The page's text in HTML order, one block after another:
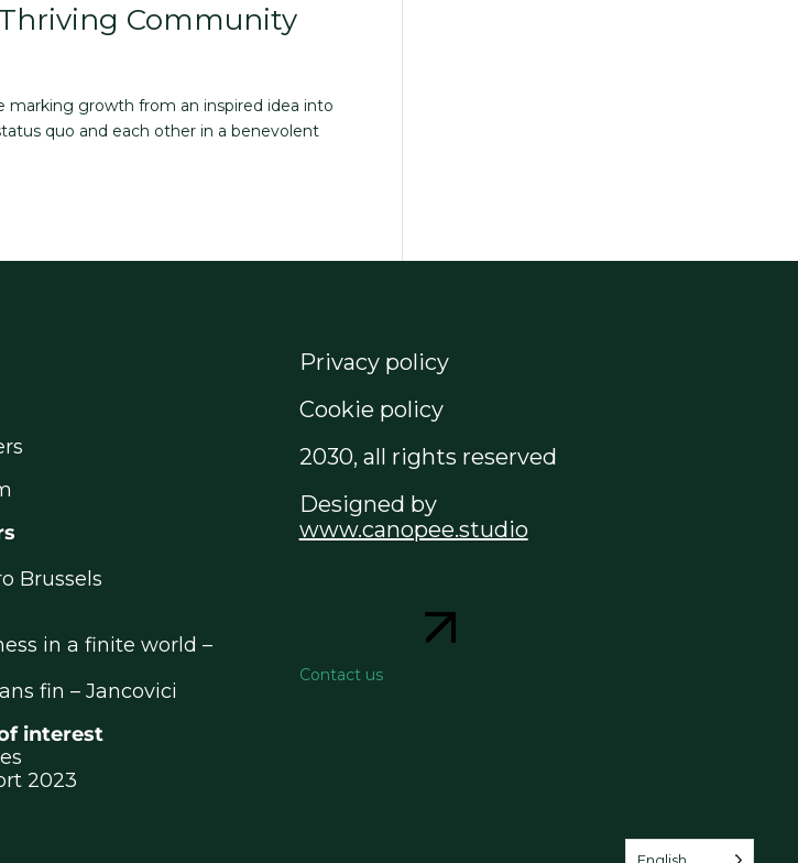
Thriving Community
marking growth from an inspired idea into
quo and each other in a benevolent
Brussels
in a finite world –
fin – Jancovici
interest
2023
Privacy policy
Cookie policy
2030, all rights reserved
Designed by
www.canopee.studio
Contact us